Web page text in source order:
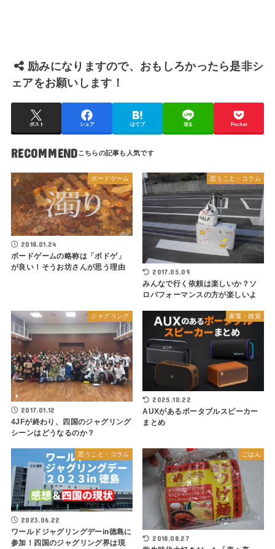
励みになりますので、おもしろかったら是非シ
ェアをお願いします！
ポスト シェア はてブ 送る Pocket
RECOMMEND
ボードゲーム
2018.01.24
ボードゲームの略称は「ボドゲ」
が良い！そうお坊さんが思う理由
思うこと・コラム
2017.05.09
みんなで行く依頼は楽しいか？ソ
ロパフォーマンスの方が楽しいよ
ジャグリング
2017.01.12
4JFが終わり、四国のジャグリング
シーンはどうなるのか？
家電・雑貨
2025.10.22
AUXがあるポータブルスピーカー
まとめ
思うこと・コラム
2023.06.22
ワールドジャグリングデーin徳島に
参加！四国のジャグリング界は現
ごはん
2018.08.27